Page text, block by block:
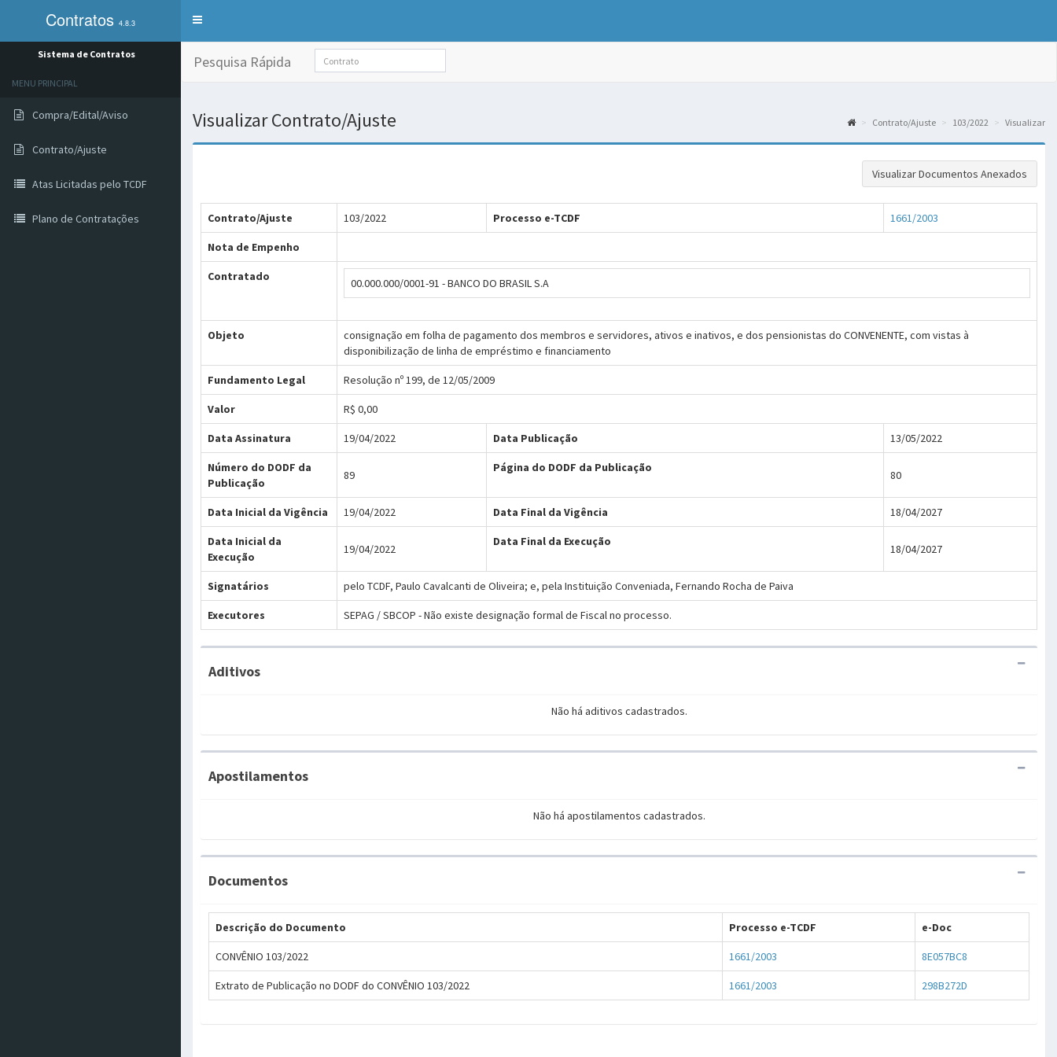
Contratos 4.8.3
Alterna
menu
Sistema de Contratos
MENU PRINCIPAL
Compra/Edital/Aviso
Contrato/Ajuste
Atas Licitadas pelo TCDF
Plano de Contratações
Pesquisa Rápida
Visualizar Contrato/Ajuste Contrato/Ajuste 103/2022 Visualizar
Visualizar Documentos Anexados
Contrato/Ajuste 103/2022 Processo e-TCDF 1661/2003
Nota de Empenho
Contratado 00.000.000/0001-91 - BANCO DO BRASIL S.A
Objeto
consignação em folha de pagamento dos membros e servidores, ativos e inativos, e dos pensionistas do CONVENENTE, com vistas à
disponibilização de linha de empréstimo e financiamento
Fundamento Legal Resolução nº 199, de 12/05/2009
Valor R$ 0,00
Data Assinatura 19/04/2022 Data Publicação 13/05/2022
Número do DODF da
Publicação
89
Página do DODF da Publicação
80
Data Inicial da Vigência 19/04/2022 Data Final da Vigência 18/04/2027
Data Inicial da
Execução
19/04/2022
Data Final da Execução
18/04/2027
Signatários pelo TCDF, Paulo Cavalcanti de Oliveira; e, pela Instituição Conveniada, Fernando Rocha de Paiva
Executores SEPAG / SBCOP - Não existe designação formal de Fiscal no processo.
Aditivos
Não há aditivos cadastrados.
Apostilamentos
Não há apostilamentos cadastrados.
Documentos
Descrição do Documento Processo e-TCDF e-Doc
CONVÊNIO 103/2022 1661/2003 8E057BC8
Extrato de Publicação no DODF do CONVÊNIO 103/2022 1661/2003 298B272D